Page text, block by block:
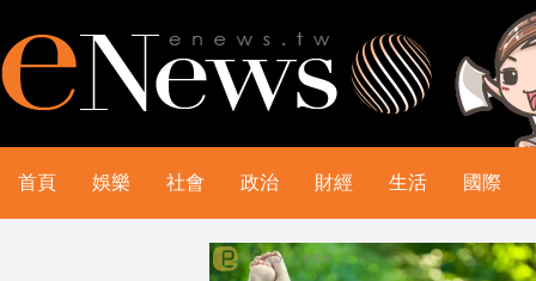
首頁 娛樂 社會 政治 財經 生活 國際